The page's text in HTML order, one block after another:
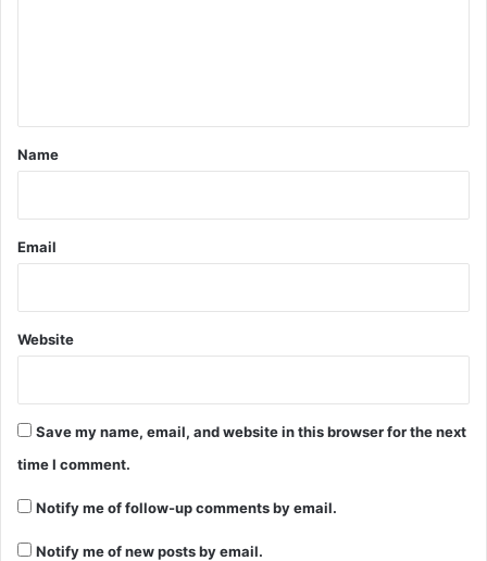
*
Name
Email
Website
Save my name, email, and website in this browser for the next
time I comment.
Notify me of follow-up comments by email.
Notify me of new posts by email.